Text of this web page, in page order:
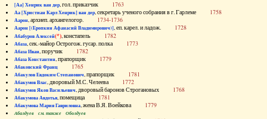
[Аа] Хенрик ван дер, гол. приказчик 1763
Аа [Христиан Карл Хенрик] ван дер, секретарь ученого собрания в г. Гарлеме 1758
Аарон, архиеп. архангелогор. 1734-1736
Аарон [(Еропкин Афанасий Владимирович)], еп. карел. и ладож. 1728
Абабуров Алексей(*), констапель 1782
Абаза, сек.-майор Острогож. гусар. полка 1773
Абаза Иван, поручик 1782
Абаза Константин, прапорщик 1779
Абаковский Франц 1765
Абакулов Евдоким Степанович, прапорщик 1781
Абакумов Влас, дворовый М.С. Челеева 1772
Абакумов Яков Васильевич, дворовый баронов Строгановых 1768
Абакумова Авдотья, помещица 1781
Абакумова Мария Гавриловна, жена В.Я. Воейкова 1779
Абалдуев см. также Оболдуев